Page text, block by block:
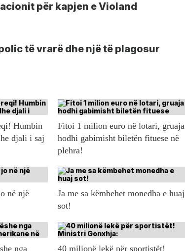
për kapjen e Violand
të vrarë dhe një të plagosur
Humbin
djali i saj
Fitoi 1 milion euro në lotari, gruaja
hodhi gabimisht biletën fituese në
plehra!
në një
Ja me sa këmbehet monedha e huaj
sot!
nga
40 milionë lekë për sportistët!